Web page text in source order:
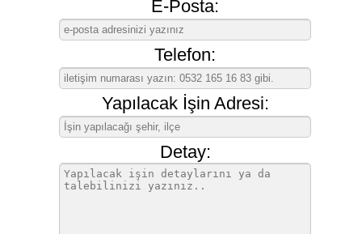
E-Posta:
Telefon:
Yapılacak İşin Adresi:
Detay: